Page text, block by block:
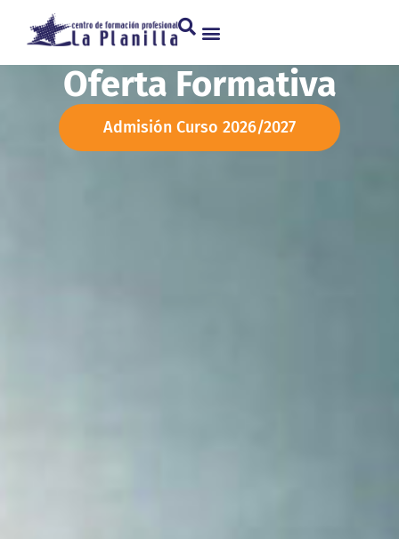
Oferta Formativa
Admisión Curso 2026/2027